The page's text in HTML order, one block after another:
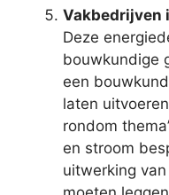
Vakbedrijven
Deze
bouwkundige
een
laten
rondom
en stroom
uitwerking